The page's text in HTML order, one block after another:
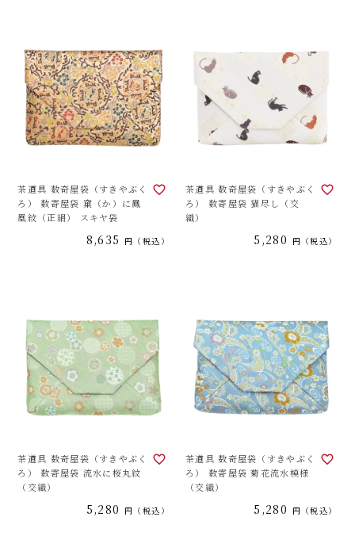
茶道具 数奇屋袋（すきやぶく
ろ） 数寄屋袋 窠（か）に鳳
凰紋（正絹） スキヤ袋
8,635 税込
茶道具 数奇屋袋（すきやぶく
ろ） 数寄屋袋 猫尽し（交
織）
5,280 税込
茶道具 数奇屋袋（すきやぶく
ろ） 数寄屋袋 流水に桜丸紋
（交織）
5,280 税込
茶道具 数奇屋袋（すきやぶく
ろ） 数寄屋袋 菊花流水模様
（交織）
5,280 税込